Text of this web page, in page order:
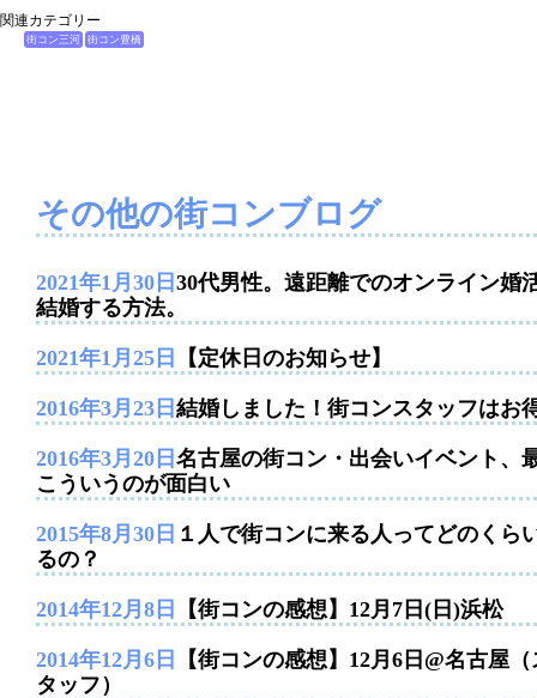
関連カテゴリー
街コン三河 街コン豊橋
その他の街コンブログ
2021年1月30日 30代男性。遠距離でのオンライン婚
結婚する方法。
2021年1月25日 【定休日のお知らせ】
2016年3月23日 結婚しました！街コンスタッフはお
2016年3月20日 名古屋の街コン・出会いイベント、
こういうのが面白い
2015年8月30日 １人で街コンに来る人ってどのくら
るの？
2014年12月8日 【街コンの感想】12月7日(日)浜松
2014年12月6日
【街コンの感想】12月6日@名古屋（
タッフ）